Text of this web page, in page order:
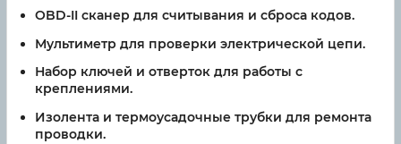
OBD-II сканер для считывания и сброса кодов.
Мультиметр для проверки электрической цепи.
Набор ключей и отверток для работы с
креплениями.
Изолента и термоусадочные трубки для ремонта
проводки.